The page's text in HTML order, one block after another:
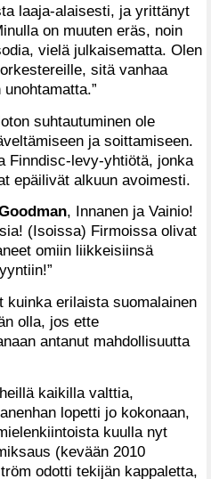
laaja-alaisesti, ja yrittänyt
on muuten eräs, noin
vielä julkaisematta. Olen
sitä vanhaa
suhtautuminen ole
ja soittamiseen.
Finndisc-levy-yhtiötä, jonka
epäilivät alkuun avoimesti.
, Innanen ja Vainio!
(Isoissa) Firmoissa olivat
omiin liikkeisiinsä
erilaista suomalainen
olla, jos ette
antanut mahdollisuutta
kaikilla valttia,
lopetti jo kokonaan,
kuulla nyt
(kevään 2010
odotti tekijän kappaletta,